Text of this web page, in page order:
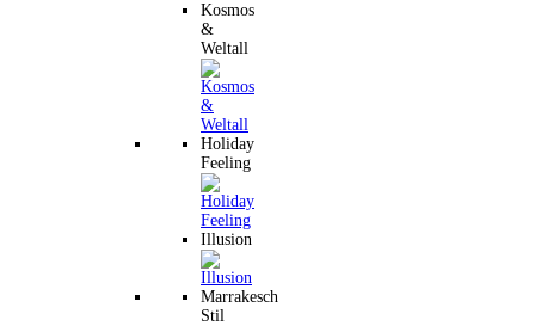
Kosmos
&
Weltall
Holiday
Feeling
Illusion
Marrakesch
Stil